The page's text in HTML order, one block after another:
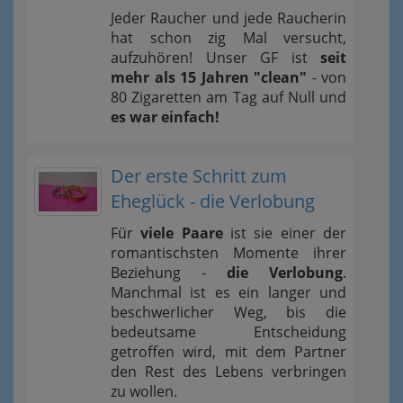
Jeder Raucher und jede Raucherin
hat schon zig Mal versucht,
aufzuhören! Unser GF ist seit
mehr als 15 Jahren "clean" - von
80 Zigaretten am Tag auf Null und
es war einfach!
Der erste Schritt zum
Eheglück - die Verlobung
Fürviele Paareist sie einer der
romantischsten Momente ihrer
Beziehung - die Verlobung.
Manchmal ist es ein langer und
beschwerlicher Weg, bis die
bedeutsame Entscheidung
getroffen wird, mit dem Partner
den Rest des Lebens verbringen
zu wollen.